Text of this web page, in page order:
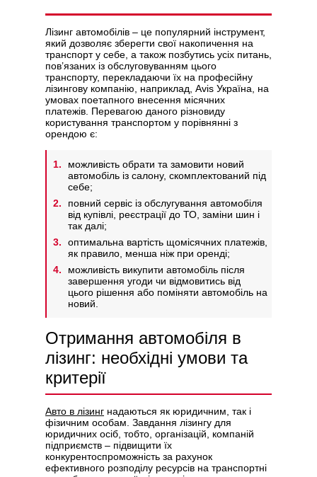
Лізинг автомобілів – це популярний інструмент,
який дозволяє зберегти свої накопичення на
транспорт у себе, а також позбутись усіх питань,
пов’язаних із обслуговуванням цього
транспорту, перекладаючи їх на професійну
лізингову компанію, наприклад, Avis Україна, на
умовах поетапного внесення місячних
платежів. Перевагою даного різновиду
користування транспортом у порівнянні з
орендою є:
можливість обрати та замовити новий
автомобіль із салону, скомплектований під
себе;
повний сервіс із обслугування автомобіля
від купівлі, реєстрації до ТО, заміни шин і
так далі;
оптимальна вартість щомісячних платежів,
як правило, менша ніж при оренді;
можливість викупити автомобіль після
завершення угоди чи відмовитись від
цього рішення або поміняти автомобіль на
новий.
Отримання автомобіля в
лізинг: необхідні умови та
критерії
Авто в лізинг надаються як юридичним, так і
фізичним особам. Завдання лізингу для
юридичних осіб, тобто, організацій, компаній
підприємств – підвищити їх
конкурентоспроможність за рахунок
ефективного розподілу ресурсів на транспортні
Політикою конфіденційності